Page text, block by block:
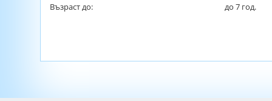
Възраст до: до 7 год.